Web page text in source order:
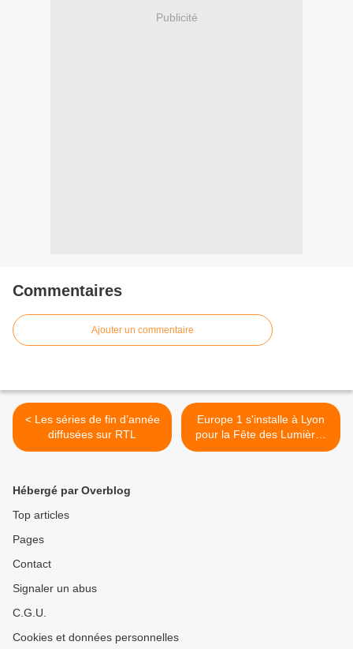
Publicité
Commentaires
Ajouter un commentaire
< Les séries de fin d’année
diffusées sur RTL
Europe 1 s'installe à Lyon
pour la Fête des Lumières
>
Hébergé par Overblog
Top articles
Pages
Contact
Signaler un abus
C.G.U.
Cookies et données personnelles